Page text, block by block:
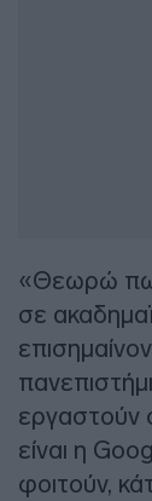
«Θεωρώ πως
σε
εργαστούν
είναι η
φοιτούν,